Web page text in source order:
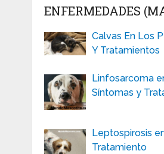
ENFERMEDADES
Calvas En Los
Y Tratamientos
Linfosarcoma
Síntomas y
Leptospirosis
Tratamiento